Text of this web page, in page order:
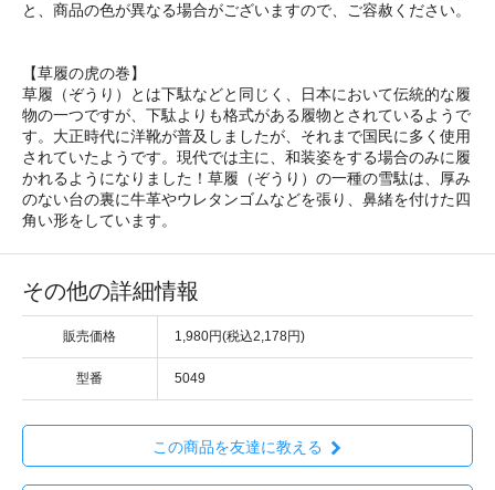
と、商品の色が異なる場合がございますので、ご容赦ください。
【草履の虎の巻】
草履（ぞうり）とは下駄などと同じく、日本において伝統的な履
物の一つですが、下駄よりも格式がある履物とされているようで
す。大正時代に洋靴が普及しましたが、それまで国民に多く使用
されていたようです。現代では主に、和装姿をする場合のみに履
かれるようになりました！草履（ぞうり）の一種の雪駄は、厚み
のない台の裏に牛革やウレタンゴムなどを張り、鼻緒を付けた四
角い形をしています。
その他の詳細情報
販売価格 1,980円(税込2,178円)
型番 5049
この商品を友達に教える